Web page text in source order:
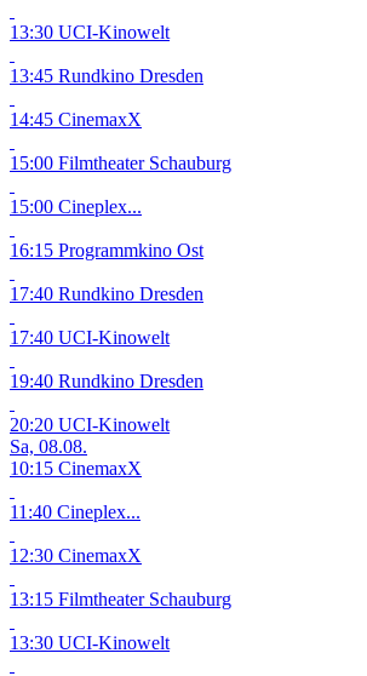
13:30 UCI-Kinowelt
13:45 Rundkino Dresden
14:45 CinemaxX
15:00 Filmtheater Schauburg
15:00 Cineplex...
16:15 Programmkino Ost
17:40 Rundkino Dresden
17:40 UCI-Kinowelt
19:40 Rundkino Dresden
20:20 UCI-Kinowelt
Sa, 08.08.
10:15 CinemaxX
11:40 Cineplex...
12:30 CinemaxX
13:15 Filmtheater Schauburg
13:30 UCI-Kinowelt